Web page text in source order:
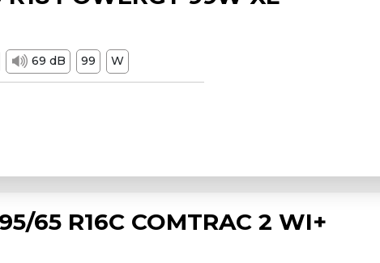
69 dB 99 W
65 R16C COMTRAC 2 WI+